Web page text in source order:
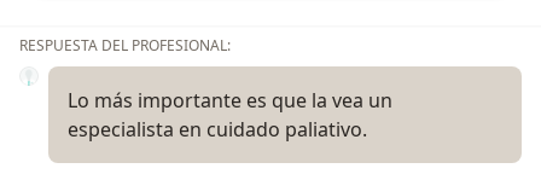
RESPUESTA DEL PROFESIONAL:
Lo más importante es que la vea un
especialista en cuidado paliativo.